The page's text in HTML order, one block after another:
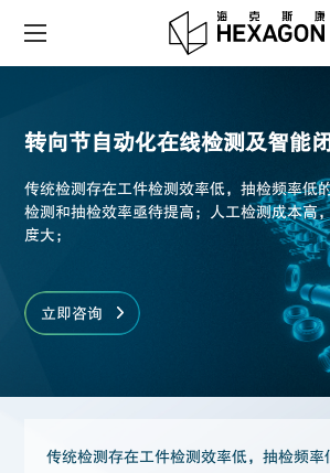
转向节自动化在线检测及智能
传统检测存在工件检测效率低，抽检频率低
检测和抽检效率亟待提高；人工检测成本高
度大；
立即咨询
传统检测存在工件检测效率低，抽检频率